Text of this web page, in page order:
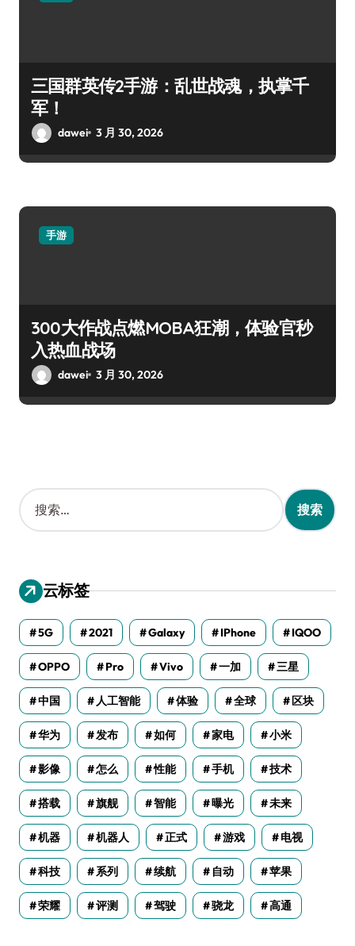
三国群英传2手游：乱世战魂，执掌千
军！
dawei 3 月 30, 2026
手游
300大作战点燃MOBA狂潮，体验官秒
入热血战场
dawei 3 月 30, 2026
搜
索
：
云标签
5G 2021 Galaxy IPhone IQOO
OPPO Pro Vivo 一加 三星
中国 人工智能 体验 全球 区块
华为 发布 如何 家电 小米
影像 怎么 性能 手机 技术
搭载 旗舰 智能 曝光 未来
机器 机器人 正式 游戏 电视
科技 系列 续航 自动 苹果
荣耀 评测 驾驶 骁龙 高通